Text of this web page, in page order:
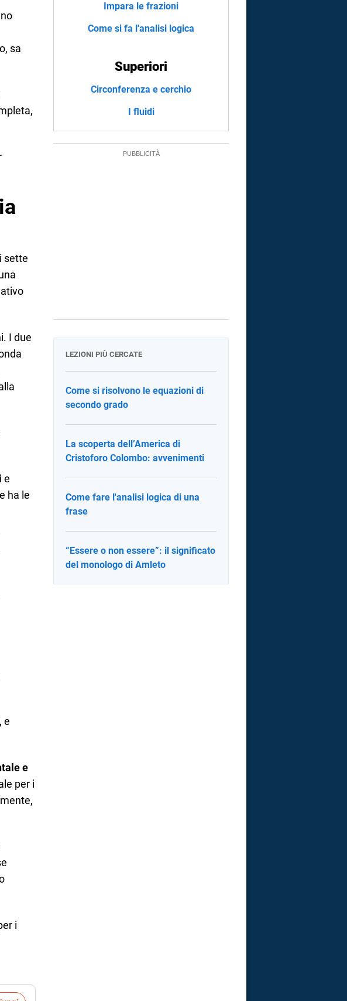
sa
sette
I due
e
ha le
e
e
per i
i
Impara le frazioni
Come si fa l'analisi logica
Superiori
Circonferenza e cerchio
I fluidi
LEZIONI PIÙ CERCATE
Come si risolvono le equazioni di
secondo grado
La scoperta dell’America di
Cristoforo Colombo: avvenimenti
Come fare l'analisi logica di una
frase
“Essere o non essere”: il significato
del monologo di Amleto